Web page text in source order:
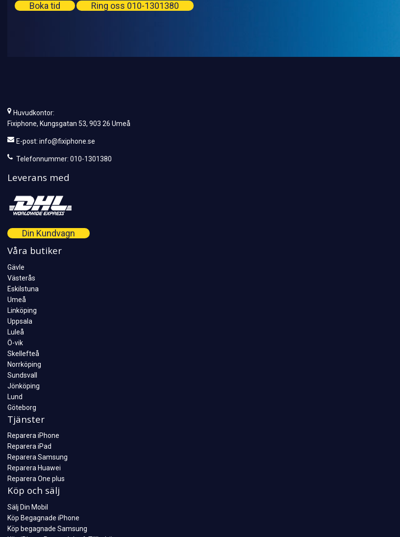
Boka tid Ring oss 010-1301380
Huvudkontor:
Fixiphone, Kungsgatan 53, 903 26 Umeå
E-post: info@fixiphone.se
Telefonnummer: 010-1301380
Leverans med
Din Kundvagn
Våra butiker
Gävle
Västerås
Eskilstuna
Umeå
Linköping
Uppsala
Luleå
Ö-vik
Skellefteå
Norrköping
Sundsvall
Jönköping
Lund
Göteborg
Tjänster
Reparera iPhone
Reparera iPad
Reparera Samsung
Reparera Huawei
Reparera One plus
Köp och sälj
Sälj Din Mobil
Köp Begagnade iPhone
Köp begagnade Samsung